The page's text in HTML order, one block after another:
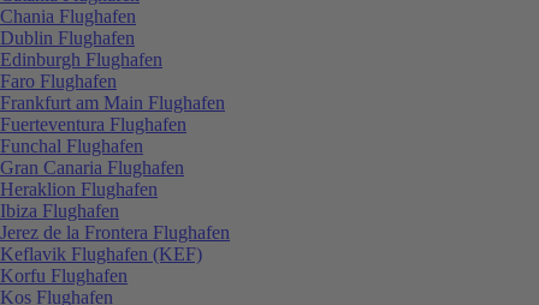
Chania Flughafen
Dublin Flughafen
Edinburgh Flughafen
Faro Flughafen
Frankfurt am Main Flughafen
Fuerteventura Flughafen
Funchal Flughafen
Gran Canaria Flughafen
Heraklion Flughafen
Ibiza Flughafen
Jerez de la Frontera Flughafen
Keflavik Flughafen (KEF)
Korfu Flughafen
Kos Flughafen